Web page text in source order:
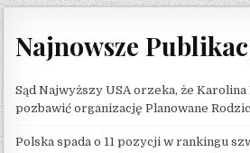
Najnowsze
Sąd Najwyższy USA orzeka, że ​​Karolina
pozbawić organizację Planowane
Polska spada o 11 pozycji w rankingu